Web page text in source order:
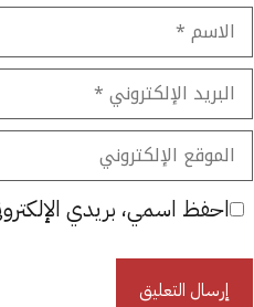
الاسم
البريد
الإلكتروني
الموقع
الإلكتروني
احفظ اسمي، بريدي